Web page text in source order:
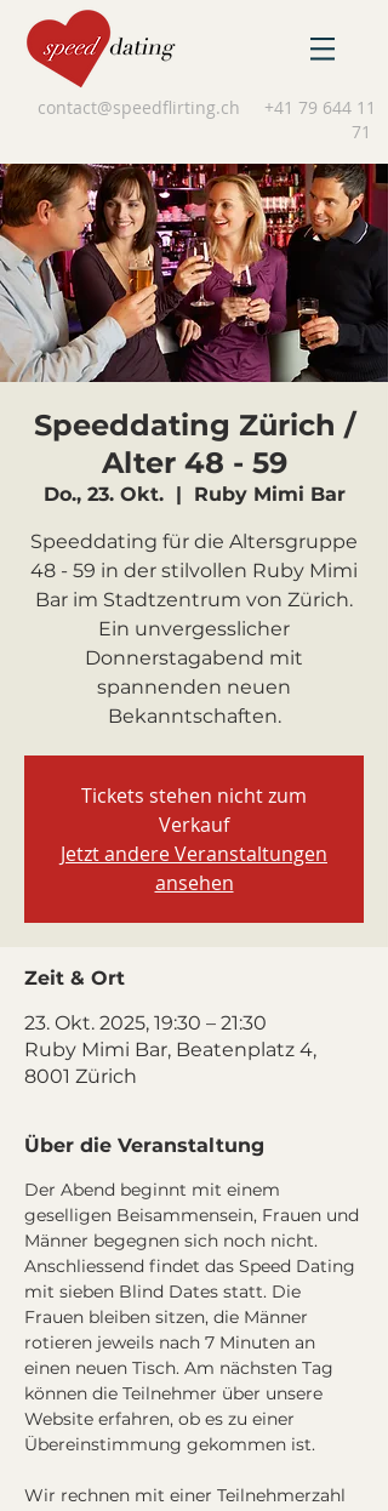
contact@speedflirting.ch
+41 79 644 11
71
Speeddating Zürich /
Alter 48 - 59
Do., 23. Okt.
  |
Ruby Mimi Bar
Speeddating für die Altersgruppe
48 - 59 in der stilvollen Ruby Mimi
Bar im Stadtzentrum von Zürich.
Ein unvergesslicher
Donnerstagabend mit
spannenden neuen
Bekanntschaften.
Tickets stehen nicht zum
Verkauf
Jetzt andere Veranstaltungen
ansehen
Zeit & Ort
23. Okt. 2025, 19:30 – 21:30
Ruby Mimi Bar, Beatenplatz 4,
8001 Zürich
Über die Veranstaltung
Der Abend beginnt mit einem
geselligen Beisammensein, Frauen und
Männer begegnen sich noch nicht.
Anschliessend findet das Speed Dating
mit sieben Blind Dates statt. Die
Frauen bleiben sitzen, die Männer
rotieren jeweils nach 7 Minuten an
einen neuen Tisch. Am nächsten Tag
können die Teilnehmer über unsere
Website erfahren, ob es zu einer
Übereinstimmung gekommen ist.
Wir rechnen mit einer Teilnehmerzahl